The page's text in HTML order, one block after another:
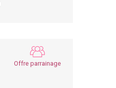
Offre parrainage